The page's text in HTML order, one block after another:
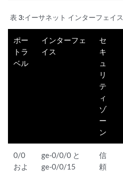
表 3:イーサネット インターフェイス
ポー
トラ
ベル
インターフェ
イス
セ
キ
ュ
リ
テ
ィ
ゾ
ー
ン
0/0
およ
ge-0/0/0 と
ge-0/0/15
信
頼